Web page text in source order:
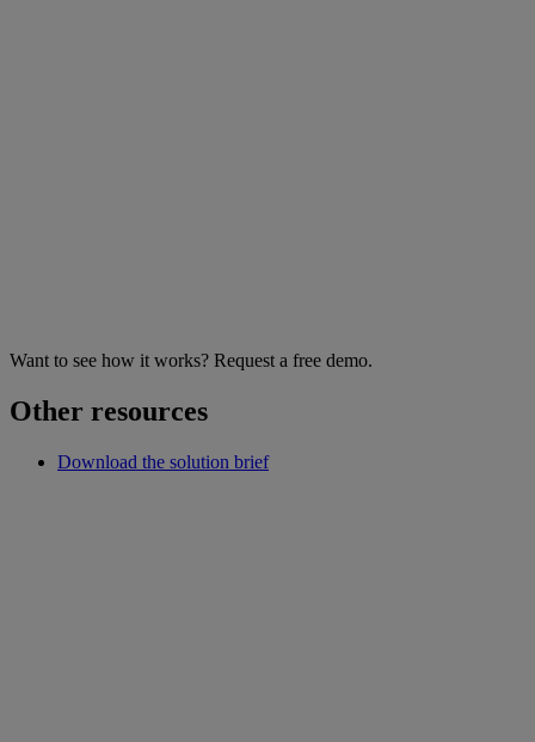
Want to see how it works? Request a free demo.
Other resources
Download the solution brief